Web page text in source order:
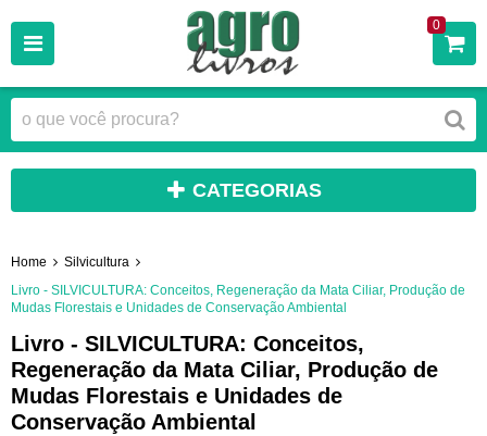
0
CATEGORIAS
Home
Silvicultura
Livro - SILVICULTURA: Conceitos, Regeneração da Mata Ciliar, Produção de
Mudas Florestais e Unidades de Conservação Ambiental
Livro - SILVICULTURA: Conceitos,
Regeneração da Mata Ciliar, Produção de
Mudas Florestais e Unidades de
Conservação Ambiental